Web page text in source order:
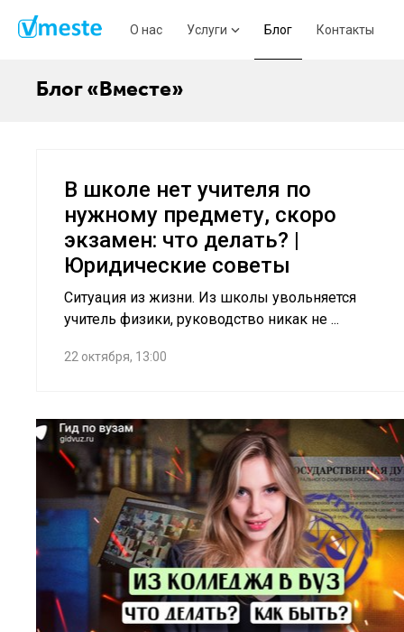
О нас Услуги Блог Контакты
Блог «Вместе»
В школе нет учителя по
нужному предмету, скоро
экзамен: что делать? |
Юридические советы
Ситуация из жизни. Из школы увольняется
учитель физики, руководство никак не ...
22 октября, 13:00